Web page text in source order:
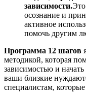
зависимости.
осознание и
активное
помочь другим
Программа 12 шагов
методикой, которая
зависимостью и
ваши близкие
специалистам,